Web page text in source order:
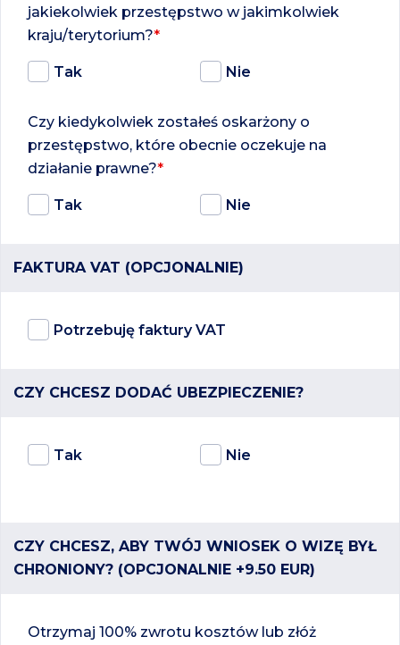
jakiekolwiek przestępstwo w jakimkolwiek
kraju/terytorium?*
Tak Nie
Czy kiedykolwiek zostałeś oskarżony o
przestępstwo, które obecnie oczekuje na
działanie prawne?*
Tak Nie
FAKTURA VAT (OPCJONALNIE)
Potrzebuję faktury VAT
CZY CHCESZ DODAĆ UBEZPIECZENIE?
Tak Nie
CZY CHCESZ, ABY TWÓJ WNIOSEK O WIZĘ BYŁ
CHRONIONY? (OPCJONALNIE +9.50 EUR)
Otrzymaj 100% zwrotu kosztów lub złóż